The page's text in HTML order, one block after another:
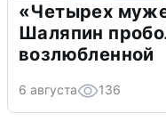
«Четырех
Шаляпин
возлюбленной
6 августа 136